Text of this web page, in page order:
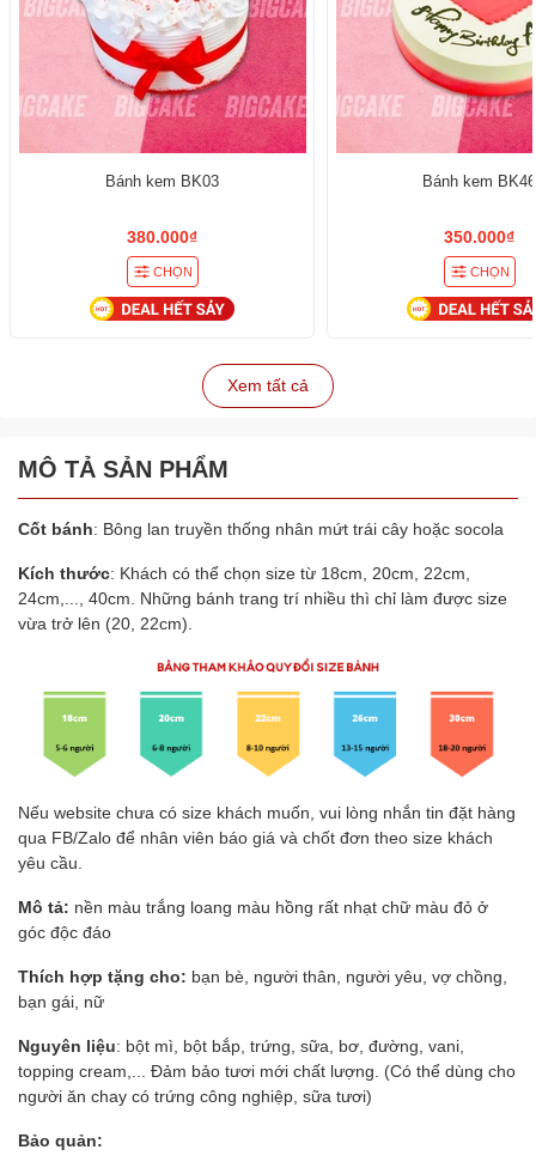
Bánh kem BK03
380.000₫
CHỌN
Bánh kem BK46
350.000₫
CHỌN
Xem tất cả
MÔ TẢ SẢN PHẨM
Cốt bánh: Bông lan truyền thống nhân mứt trái cây hoặc socola
Kích thước: Khách có thể chọn size từ 18cm, 20cm, 22cm,
24cm,..., 40cm. Những bánh trang trí nhiều thì chỉ làm được size
vừa trở lên (20, 22cm).
Nếu website chưa có size khách muốn, vui lòng nhắn tin đặt hàng
qua FB/Zalo để nhân viên báo giá và chốt đơn theo size khách
yêu cầu.
Mô tả: nền màu trắng loang màu hồng rất nhạt chữ màu đỏ ở
góc độc đáo
Thích hợp tặng cho: bạn bè, người thân, người yêu, vợ chồng,
bạn gái, nữ
Nguyên liệu: bột mì, bột bắp, trứng, sữa, bơ, đường, vani,
topping cream,... Đảm bảo tươi mới chất lượng. (Có thể dùng cho
người ăn chay có trứng công nghiệp, sữa tươi)
Bảo quản: